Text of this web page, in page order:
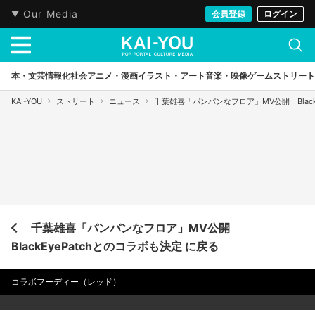
Our Media 会員登録 ログイン
本・文芸情報化社会アニメ・漫画イラスト・アート音楽・映像ゲームストリート
KAI-YOU ストリート ニュース 千葉雄喜「パンパンなフロア」MV公開
千葉雄喜「パンパンなフロア」MV公開
BlackEyePatchとのコラボも決定 に戻る
コラボフーディー（レッド）